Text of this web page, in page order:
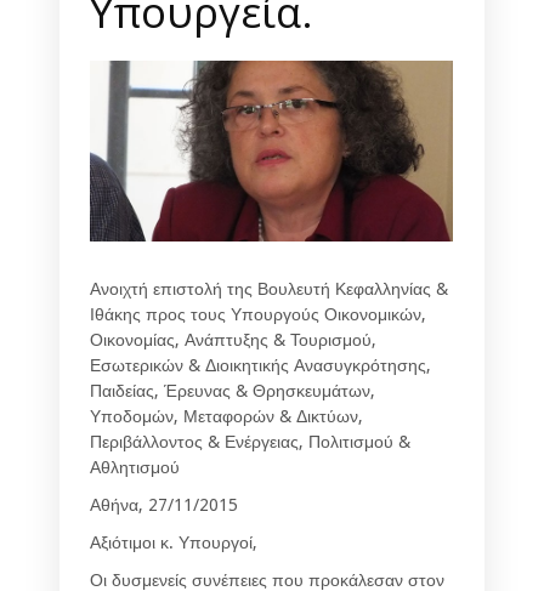
Ανοιχτή επιστολή της Βουλευτή Κεφαλληνίας &
Ιθάκης προς τους Υπουργούς Οικονομικών,
Οικονομίας, Ανάπτυξης & Τουρισμού,
Εσωτερικών & Διοικητικής Ανασυγκρότησης,
Παιδείας, Έρευνας & Θρησκευμάτων,
Υποδομών, Μεταφορών & Δικτύων,
Περιβάλλοντος & Ενέργειας, Πολιτισμού &
Αθλητισμού
Αθήνα, 27/11/2015
Αξιότιμοι κ. Υπουργοί,
Οι δυσμενείς συνέπειες που προκάλεσαν στον